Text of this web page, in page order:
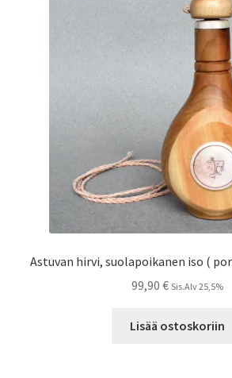
Astuvan hirvi, suolapoikanen iso (
99,90 € Sis.Alv 25,5%
Lisää ostoskoriin